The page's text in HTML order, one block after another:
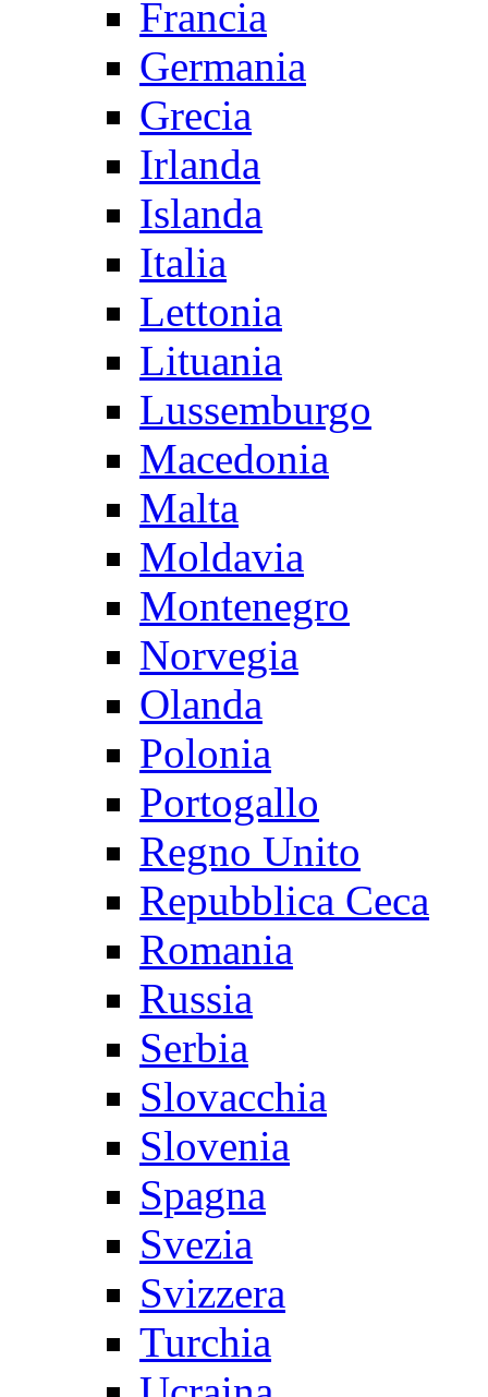
Francia
Germania
Grecia
Irlanda
Islanda
Italia
Lettonia
Lituania
Lussemburgo
Macedonia
Malta
Moldavia
Montenegro
Norvegia
Olanda
Polonia
Portogallo
Regno Unito
Repubblica Ceca
Romania
Russia
Serbia
Slovacchia
Slovenia
Spagna
Svezia
Svizzera
Turchia